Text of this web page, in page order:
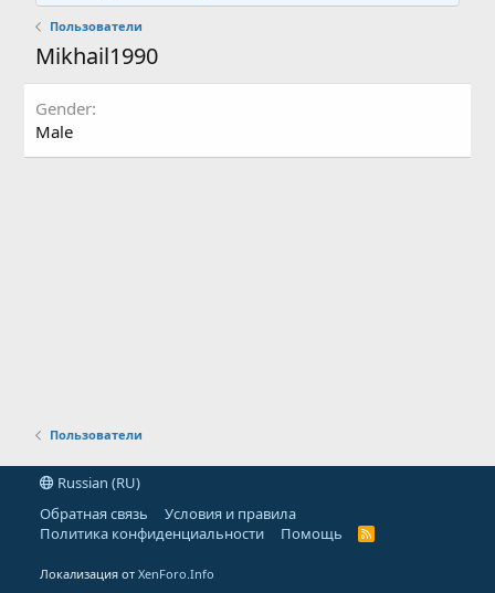
Пользователи
Mikhail1990
Gender
Male
Пользователи
Russian (RU)
Обратная связь
Условия и правила
Политика конфиденциальности
Помощь
R
Локализация отXenForo.Info